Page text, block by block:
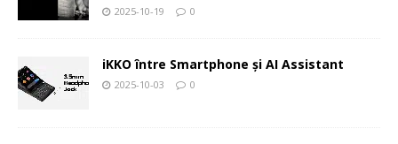
2025-10-19 0
iKKO între Smartphone și AI Assistant
2025-10-03 0